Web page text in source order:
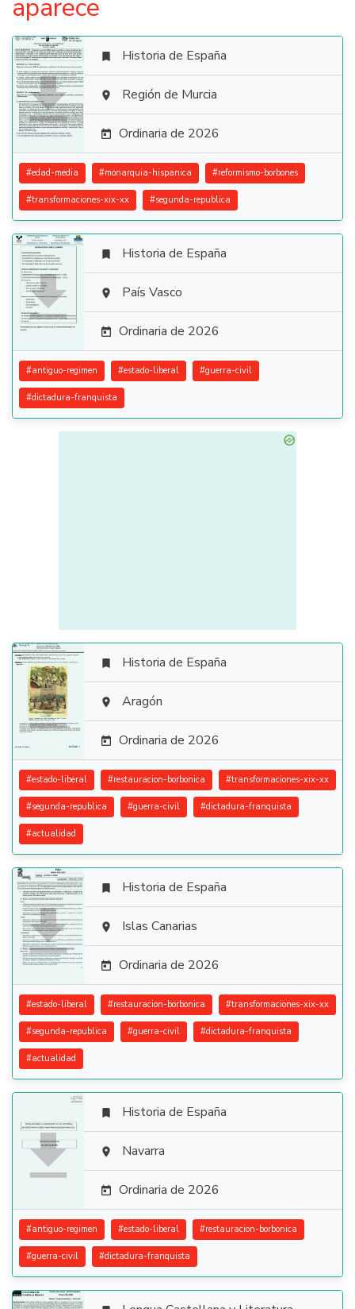
aparece

 Historia de España
 Región de Murcia
 Ordinaria de 2026
#edad-media #monarquia-hispanica #reformismo-borbones
#transformaciones-xix-xx #segunda-republica

 Historia de España
 País Vasco
 Ordinaria de 2026
#antiguo-regimen #estado-liberal #guerra-civil
#dictadura-franquista

 Historia de España
 Aragón
 Ordinaria de 2026
#estado-liberal #restauracion-borbonica #transformaciones-xix-xx
#segunda-republica #guerra-civil #dictadura-franquista
#actualidad

 Historia de España
 Islas Canarias
 Ordinaria de 2026
#estado-liberal #restauracion-borbonica #transformaciones-xix-xx
#segunda-republica #guerra-civil #dictadura-franquista
#actualidad

 Historia de España
 Navarra
 Ordinaria de 2026
#antiguo-regimen #estado-liberal #restauracion-borbonica
#guerra-civil #dictadura-franquista